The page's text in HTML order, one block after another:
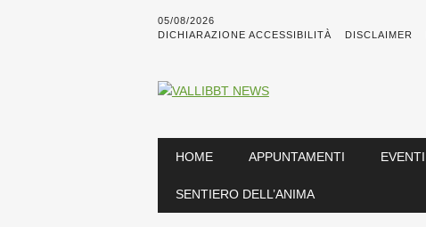
05/08/2026
DICHIARAZIONE ACCESSIBILITÀ
DISCLAIMER
Main menu
HOME APPUNTAMENTI EVENTI
SENTIERO DELL’ANIMA